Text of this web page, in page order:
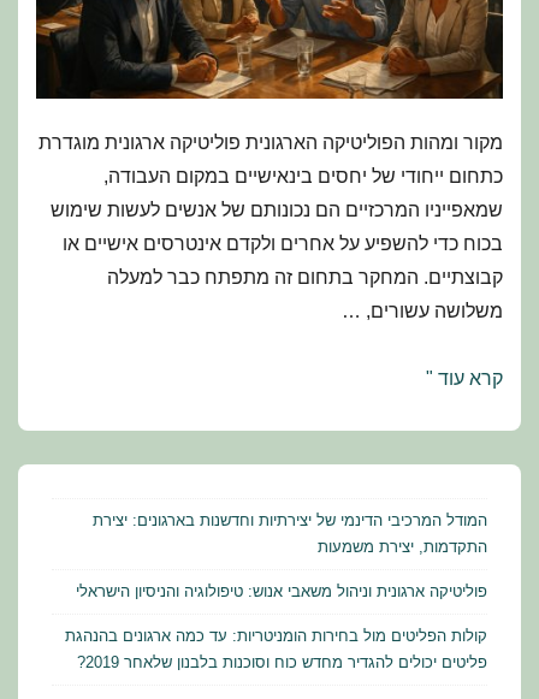
מקור ומהות הפוליטיקה הארגונית פוליטיקה ארגונית מוגדרת
כתחום ייחודי של יחסים בינאישיים במקום העבודה,
שמאפייניו המרכזיים הם נכונותם של אנשים לעשות שימוש
בכוח כדי להשפיע על אחרים ולקדם אינטרסים אישיים או
קבוצתיים. המחקר בתחום זה מתפתח כבר למעלה
משלושה עשורים, …
פוליטיקה
אנוש:
טיפולוגיה
והניסיון
קרא עוד "
המודל המרכיבי הדינמי של יצירתיות וחדשנות בארגונים: יצירת
התקדמות, יצירת משמעות
פוליטיקה ארגונית וניהול משאבי אנוש: טיפולוגיה והניסיון הישראלי
קולות הפליטים מול בחירות הומניטריות: עד כמה ארגונים בהנהגת
פליטים יכולים להגדיר מחדש כוח וסוכנות בלבנון שלאחר 2019?